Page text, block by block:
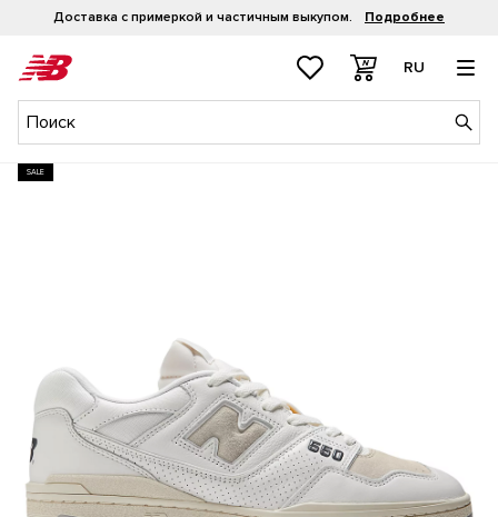
Рассрочка 0-0-4 Подробнее
RU
SALE